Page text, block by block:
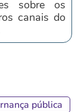
sobre os
canais do
pública